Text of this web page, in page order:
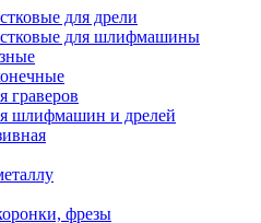
для дрели
для шлифмашины
граверов
шлифмашин и дрелей